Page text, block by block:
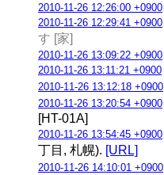
2010-11-26 12:26:00 +0900
2010-11-26 12:29:41 +0900
す [家]
2010-11-26 13:09:22 +0900
2010-11-26 13:11:21 +0900
2010-11-26 13:12:18 +0900
2010-11-26 13:20:54 +0900
[HT-01A]
2010-11-26 13:54:45 +0900
丁目, 札幌). [URL]
2010-11-26 14:10:01 +0900